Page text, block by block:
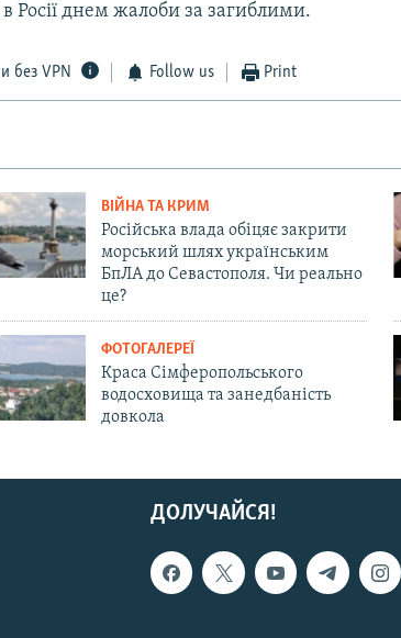
Росії днем жалоби за загиблими.
без VPN Follow us Print
ВІЙНА ТА КРИМ
Російська влада обіцяє закрити
морський шлях українським
БпЛА до Севастополя. Чи реально
це?
ФОТОГАЛЕРЕЇ
Краса Сімферопольського
водосховища та занедбаність
довкола
ДОЛУЧАЙСЯ!